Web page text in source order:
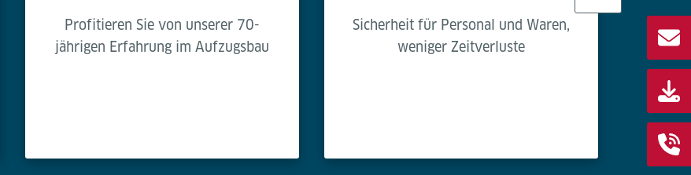
Profitieren Sie von unserer 70-
jährigen Erfahrung im Aufzugsbau
Sicherheit für Personal und Waren,
weniger Zeitverluste
von